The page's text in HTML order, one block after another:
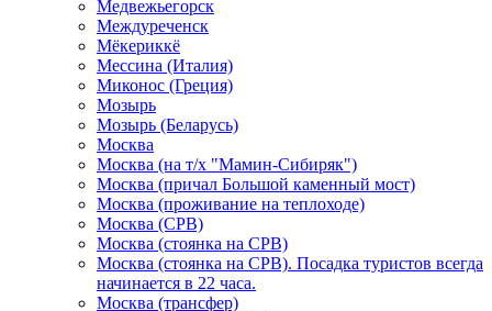
Медвежьегорск
Междуреченск
Мёкериккё
Мессина (Италия)
Миконос (Греция)
Мозырь
Мозырь (Беларусь)
Москва
Москва (на т/х "Мамин-Сибиряк")
Москва (причал Большой каменный мост)
Москва (проживание на теплоходе)
Москва (СРВ)
Москва (стоянка на СРВ)
Москва (стоянка на СРВ). Посадка туристов всегда
начинается в 22 часа.
Москва (трансфер)